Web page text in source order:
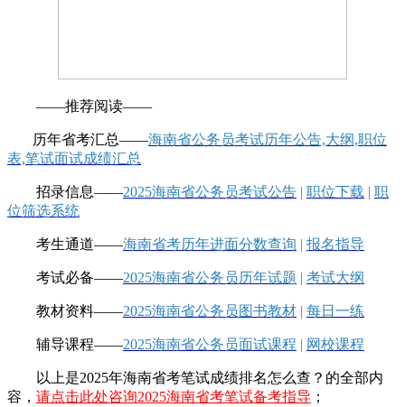
——推荐阅读——
历年省考汇总——海南省公务员考试历年公告,大纲,职位
表,笔试面试成绩汇总
招录信息——2025海南省公务员考试公告 | 职位下载 | 职
位筛选系统
考生通道——海南省考历年进面分数查询 | 报名指导
考试必备——2025海南省公务员历年试题 | 考试大纲
教材资料——2025海南省公务员图书教材 | 每日一练
辅导课程——2025海南省公务员面试课程 | 网校课程
以上是2025年海南省考笔试成绩排名怎么查？的全部内
容， 请点击此处咨询2025海南省考笔试备考指导 ；